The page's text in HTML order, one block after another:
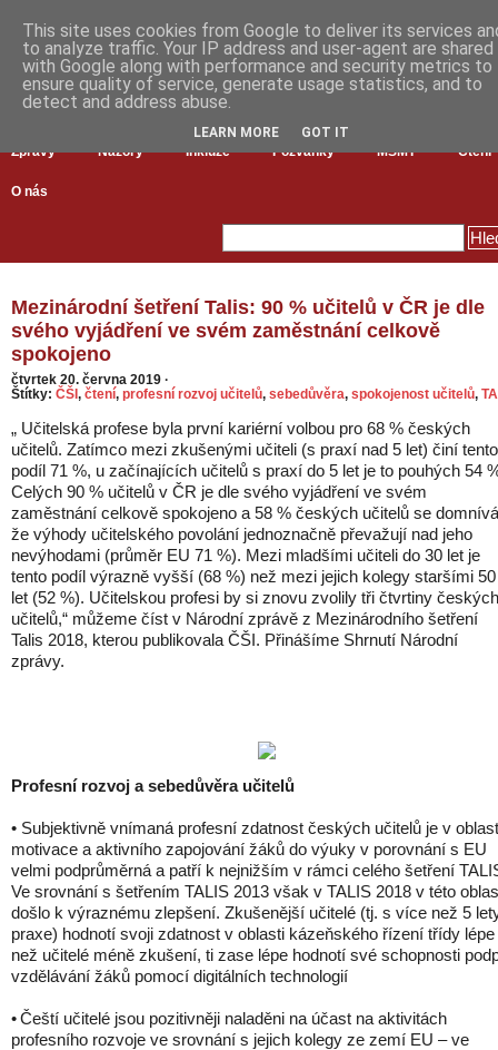
Zprávy Názory Inkluze Pozvánky MŠMT Čtení
O nás
Mezinárodní šetření Talis: 90 % učitelů v ČR je dle
svého vyjádření ve svém zaměstnání celkově
spokojeno
čtvrtek 20. června 2019 ·
Štítky: ČŠI, čtení, profesní rozvoj učitelů, sebedůvěra, spokojenost učitelů,
„ Učitelská profese byla první kariérní volbou pro 68 % českých
učitelů. Zatímco mezi zkušenými učiteli (s praxí nad 5 let) činí tento
podíl 71 %, u začínajících učitelů s praxí do 5 let je to pouhých 54
Celých 90 % učitelů v ČR je dle svého vyjádření ve svém
zaměstnání celkově spokojeno a 58 % českých učitelů se
že výhody učitelského povolání jednoznačně převažují nad jeho
nevýhodami (průměr EU 71 %). Mezi mladšími učiteli do 30 let je
tento podíl výrazně vyšší (68 %) než mezi jejich kolegy staršími 50
let (52 %). Učitelskou profesi by si znovu zvolily tři čtvrtiny českých
učitelů,“ můžeme číst v Národní zprávě z Mezinárodního šetření
Talis 2018, kterou publikovala ČŠI. Přinášíme Shrnutí Národní
zprávy.
Profesní rozvoj a sebedůvěra učitelů
• Subjektivně vnímaná profesní zdatnost českých učitelů je v
motivace a aktivního zapojování žáků do výuky v porovnání s EU
velmi podprůměrná a patří k nejnižším v rámci celého šetření
Ve srovnání s šetřením TALIS 2013 však v TALIS 2018 v této
došlo k výraznému zlepšení. Zkušenější učitelé (tj. s více než 5
praxe) hodnotí svoji zdatnost v oblasti kázeňského řízení třídy lépe
než učitelé méně zkušení, ti zase lépe hodnotí své schopnosti
vzdělávání žáků pomocí digitálních technologií
• Čeští učitelé jsou pozitivněji naladěni na účast na aktivitách
profesního rozvoje ve srovnání s jejich kolegy ze zemí EU – ve
This site uses cookies from Google to deliver its services
to analyze traffic. Your IP address and user-agent are shared
with Google along with performance and security metrics to
ensure quality of service, generate usage statistics, and to
detect and address abuse.
LEARN MORE GOT IT